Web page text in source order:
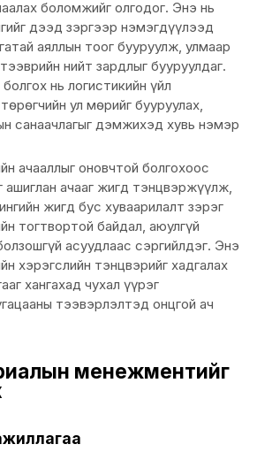
боломжийг олгодог. Энэ нь
дээд зэргээр нэмэгдүүлээд
аяллын тоог бууруулж, улмаар
нийт зардлыг бууруулдаг.
нь логистикийн үйл
ул мөрийг бууруулах,
санаачлагыг дэмжихэд хувь нэмэр
ачааллыг оновчтой болгохоос
ашиглан ачааг жигд тэнцвэржүүлж,
жигд бус хуваарилалт зэрэг
тогтвортой байдал, аюулгүй
асуудлаас сэргийлдэг. Энэ
хэрэгслийн тэнцвэрийг хадгалах
хангахад чухал үүрэг
тээвэрлэлтэд онцгой ач
менежментийг